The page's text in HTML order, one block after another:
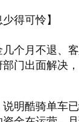
得可怜】
个月不退、
门出面解决
明酷骑单车